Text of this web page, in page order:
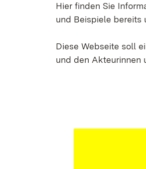
Hier finden Sie
und Beispiele bereits
Diese Webseite soll
und den Akteurinnen